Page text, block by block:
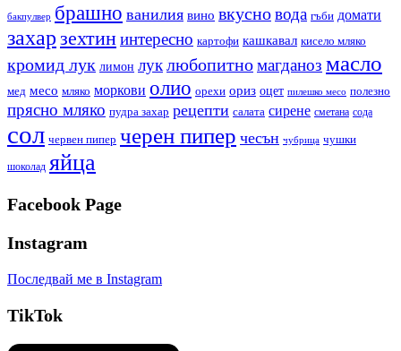
бакпулвер брашно ванилия вино вкусновода гъби домати
захар зехтининтересно картофи кашкавал кисело мляко
кромид лук лимон луклюбопитномагданоз масло
мед месо мляко моркови олио орехи ориз оцет пилешко месо полезно
прясно мляко пудра захар рецепти салата сирене сметана сода
сол червен пипер черен пипер чесън чубрица чушки
шоколад яйца
Facebook Page
Instagram
Последвай ме в Instagram
TikTok